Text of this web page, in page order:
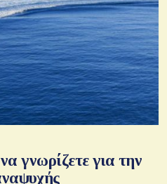
γνωρίζετε για την